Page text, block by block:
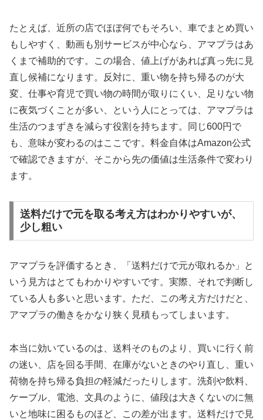
たとえば、近所の店でほぼ何でもそろい、車でまとめ買い
もしやすく、動画も別サービスが中心なら、アマプラはあ
くまで補助的です。この場合、値上げがあれば真っ先に見
直し候補になります。反対に、重い物を持ち帰るのが大
変、仕事や育児で買い物の時間が取りにくい、足りない物
に夜気づくことが多い、という人にとっては、アマプラは
生活のつまずきを減らす役割を持ちます。同じ600円で
も、意味が変わるのはここです。料金自体はAmazon公式
で確認できますが、そこから先の価値は生活条件で変わり
ます。
送料だけで元を取る考え方はわかりやすいが、
少し粗い
アマプラを評価するとき、「送料だけで元が取れるか」と
いう見方はとてもわかりやすいです。実際、それで判断し
ている人も多いと思います。ただ、この考え方だけだと、
アマプラの働きをかなり狭く見積もってしまいます。
本当に効いているのは、送料そのものより、買いに行く前
の迷い、店を回る手間、在庫がないときのやり直し、重い
荷物を持ち帰る負担の軽減だったりします。洗剤や飲料、
ケーブル、電池、文具のように、値段は大きくないのに無
いと地味に困るものほど、この差が出ます。送料だけで見